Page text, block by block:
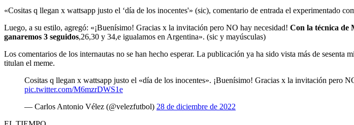
«Cositas q llegan x wattsapp justo el ‘día de los inocentes'» (sic), comentario de entrada el experimentado
Luego, a su estilo, agregó: «¡Buenísimo! Gracias x la invitación pero NO hay necesidad! Con la técnica de
ganaremos 3 seguidos,26,30 y 34,e igualamos en Argentina». (sic y mayúsculas)
Los comentarios de los internautas no se han hecho esperar. La publicación ya ha sido vista más de
titulan el meme.
Cositas q llegan x wattsapp justo el «día de los inocentes». ¡Buenísimo! Gracias x la invitación pero
pic.twitter.com/M6mzrDWS1e
— Carlos Antonio Vélez (@velezfutbol) 28 de diciembre de 2022